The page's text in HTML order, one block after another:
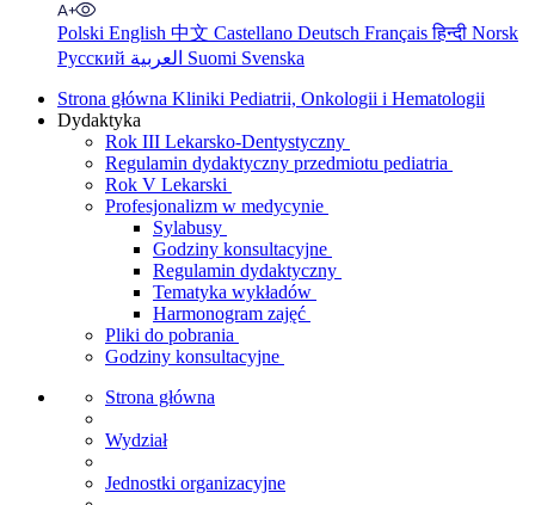
Polski English 中文 Castellano Deutsch Françaisहिन्दी Norsk
Русский
Suomi Svenska
Strona główna Kliniki Pediatrii, Onkologii i Hematologii
Dydaktyka
Rok III Lekarsko-Dentystyczny
Regulamin dydaktyczny przedmiotu pediatria
Rok V Lekarski
Profesjonalizm w medycynie
Sylabusy
Godziny konsultacyjne
Regulamin dydaktyczny
Tematyka wykładów
Harmonogram zajęć
Pliki do pobrania
Godziny konsultacyjne
Strona główna
Wydział
Jednostki organizacyjne